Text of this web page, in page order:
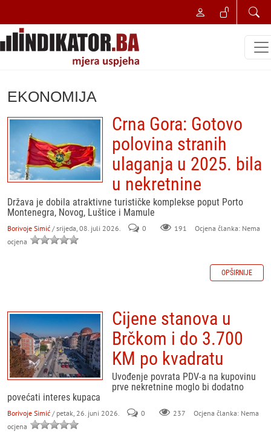
EKONOMIJA
Crna Gora: Gotovo
polovina stranih
ulaganja u 2025. bila
u nekretnine
Država je dobila atraktivne turističke komplekse poput Porto
Montenegra, Novog, Luštice i Mamule
Borivoje Simić / srijeda, 08. juli 2026. 0 191
Ocjena članka: Nema
ocjena
OPŠIRNIJE
Cijene stanova u
Brčkom i do 3.700
KM po kvadratu
Uvođenje povrata PDV-a na kupovinu
prve nekretnine moglo bi dodatno
povećati interes kupaca
Borivoje Simić / petak, 26. juni 2026. 0 237
Ocjena članka: Nema
ocjena